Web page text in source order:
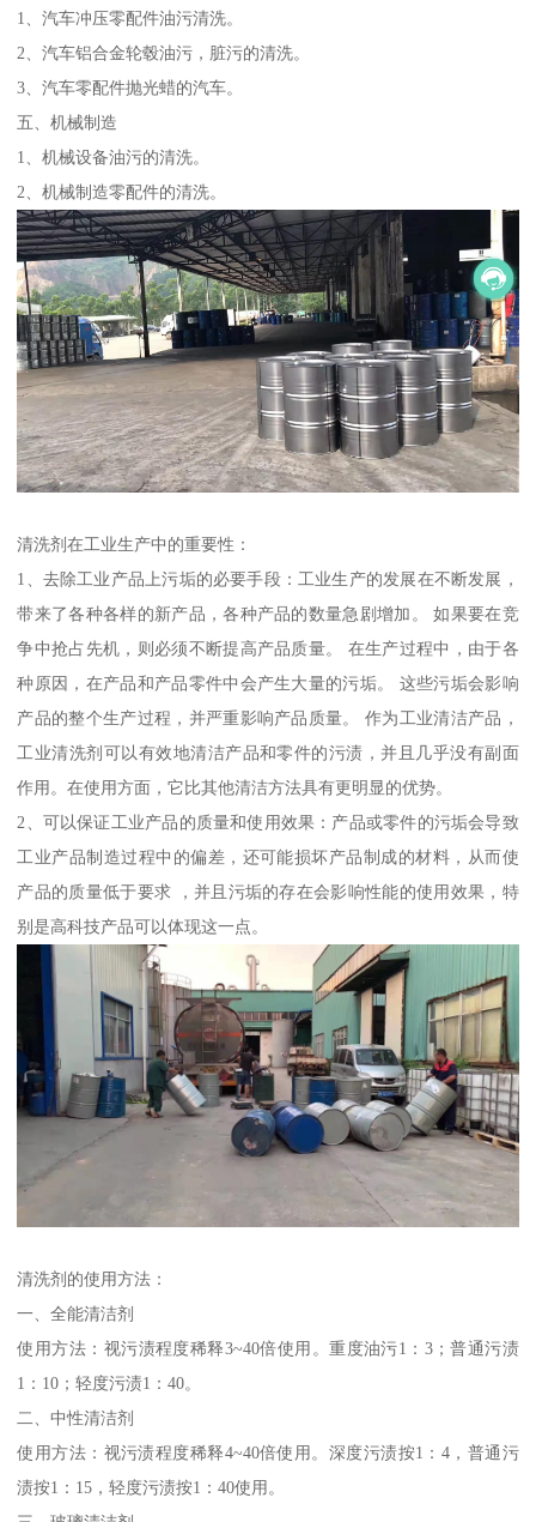
1、汽车冲压零配件油污清洗。
2、汽车铝合金轮毂油污，脏污的清洗。
3、汽车零配件抛光蜡的汽车。
五、机械制造
1、机械设备油污的清洗。
2、机械制造零配件的清洗。
清洗剂在工业生产中的重要性：
1、去除工业产品上污垢的必要手段：工业生产的发展在不断发展，
带来了各种各样的新产品，各种产品的数量急剧增加。 如果要在竞
争中抢占先机，则必须不断提高产品质量。 在生产过程中，由于各
种原因，在产品和产品零件中会产生大量的污垢。 这些污垢会影响
产品的整个生产过程，并严重影响产品质量。 作为工业清洁产品，
工业清洗剂可以有效地清洁产品和零件的污渍，并且几乎没有副面
作用。在使用方面，它比其他清洁方法具有更明显的优势。
2、可以保证工业产品的质量和使用效果：产品或零件的污垢会导致
工业产品制造过程中的偏差，还可能损坏产品制成的材料，从而使
产品的质量低于要求 ，并且污垢的存在会影响性能的使用效果，特
别是高科技产品可以体现这一点。
清洗剂的使用方法：
一、全能清洁剂
使用方法：视污渍程度稀释3~40倍使用。重度油污1：3；普通污渍
1：10；轻度污渍1：40。
二、中性清洁剂
使用方法：视污渍程度稀释4~40倍使用。深度污渍按1：4，普通污
渍按1：15，轻度污渍按1：40使用。